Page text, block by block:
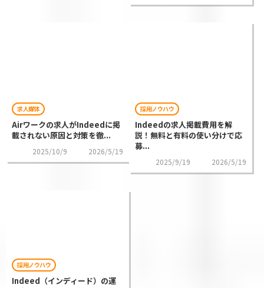
求人媒体
Airワークの求人がIndeedに掲
載されない原因と対策を徹...
2025/10/9 2026/5/19
採用ノウハウ
Indeedの求人掲載費用を解
説！無料と有料の使い分けで応
募...
2025/9/19 2026/5/19
採用ノウハウ
Indeed（インディード）の運